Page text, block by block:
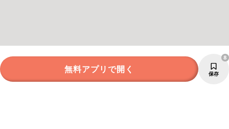
無料アプリで開く 保存
8